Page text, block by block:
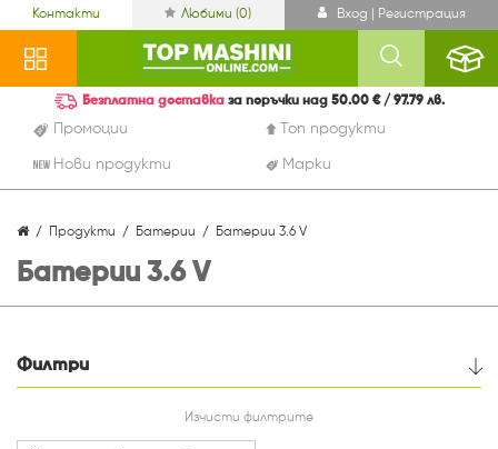
Контакти Любими (0) Вход | Регистрация
Промоции Топ продукти
Нови продукти Марки
Безплатна доставка за поръчки над 50.00 € / 97.79 лв.
Продукти Батерии Батерии 3.6 V
Батерии 3.6 V
Филтри
Изчисти филтрите